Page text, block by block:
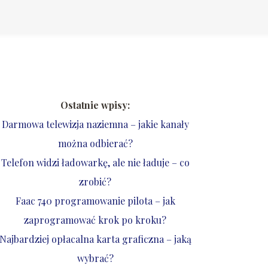
Ostatnie wpisy:
Darmowa telewizja naziemna – jakie kanały
można odbierać?
Telefon widzi ładowarkę, ale nie ładuje – co
zrobić?
Faac 740 programowanie pilota – jak
zaprogramować krok po kroku?
opłacalna karta graficzna – jaką
wybrać?